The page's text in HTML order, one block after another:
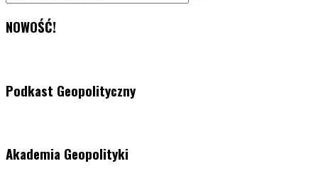
NOWOŚĆ!
Podkast Geopolityczny
Akademia Geopolityki